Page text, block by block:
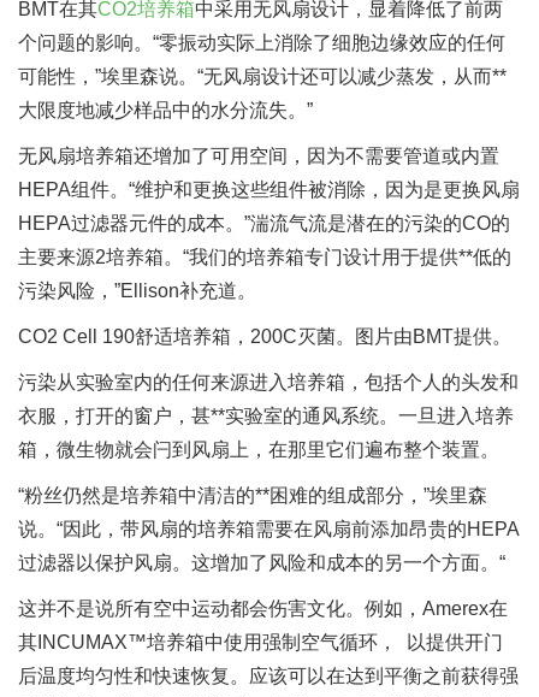
BMT在其CO2培养箱中采用无风扇设计，显着降低了前两
个问题的影响。“零振动实际上消除了细胞边缘效应的任何
可能性，”埃里森说。“无风扇设计还可以减少蒸发，从而**
大限度地减少样品中的水分流失。”
无风扇培养箱还增加了可用空间，因为不需要管道或内置
HEPA组件。“维护和更换这些组件被消除，因为是更换风扇
HEPA过滤器元件的成本。”湍流气流是潜在的污染的CO的
主要来源2培养箱。“我们的培养箱专门设计用于提供**低的
污染风险，”Ellison补充道。
CO2 Cell 190舒适培养箱，200C灭菌。图片由BMT提供。
污染从实验室内的任何来源进入培养箱，包括个人的头发和
衣服，打开的窗户，甚**实验室的通风系统。一旦进入培养
箱，微生物就会闩到风扇上，在那里它们遍布整个装置。
“粉丝仍然是培养箱中清洁的**困难的组成部分，”埃里森
说。“因此，带风扇的培养箱需要在风扇前添加昂贵的HEPA
过滤器以保护风扇。这增加了风险和成本的另一个方面。“
这并不是说所有空中运动都会伤害文化。例如，Amerex在
其INCUMAX™培养箱中使用强制空气循环， 以提供开门
后温度均匀性和快速恢复。应该可以在达到平衡之前获得强